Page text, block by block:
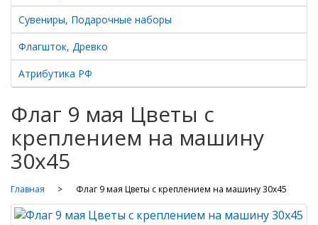
Сувениры, Подарочные наборы
Флагшток, Древко
Атрибутика РФ
Флаг 9 мая Цветы с
креплением на машину
30х45
Главная Флаг 9 мая Цветы с креплением на машину 30х45